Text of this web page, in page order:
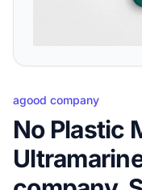
agood company
No Plastic